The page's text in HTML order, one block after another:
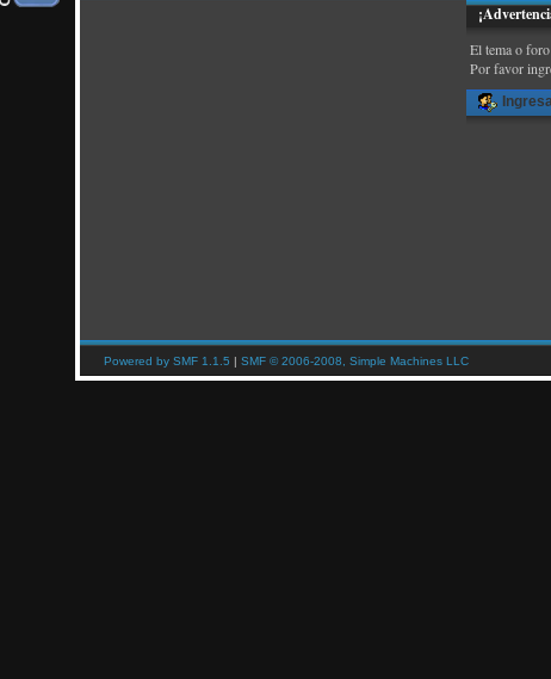
El tema o
Por favor
Powered by SMF 1.1.5 |SMF © 2006-2008, Simple Machines LLC